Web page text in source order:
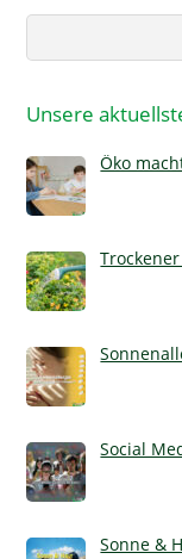
Unsere
Öko
Social
Sonne &